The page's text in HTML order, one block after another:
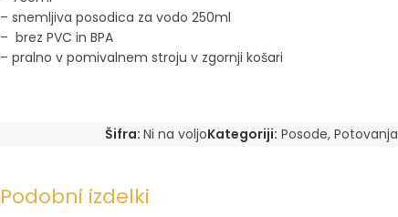
– snemljiva posodica za vodo 250ml
– brez PVC in BPA
– pralno v pomivalnem stroju v zgornji košari
Šifra: Ni na voljoKategoriji: Posode, Potovanja
Podobni izdelki